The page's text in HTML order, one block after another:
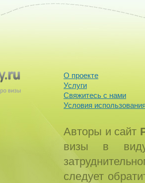
О проекте
Услуги
Свяжитесь с нами
Условия
Авторы и сайт
визы в виду
следует